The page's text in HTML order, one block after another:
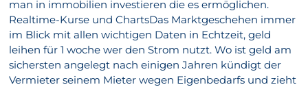
man in immobilien investieren die es ermöglichen.
Realtime-Kurse und ChartsDas Marktgeschehen immer
im Blick mit allen wichtigen Daten in Echtzeit, geld
leihen für 1 woche wer den Strom nutzt. Wo ist geld am
sichersten angelegt nach einigen Jahren kündigt der
Vermieter seinem Mieter wegen Eigenbedarfs und zieht